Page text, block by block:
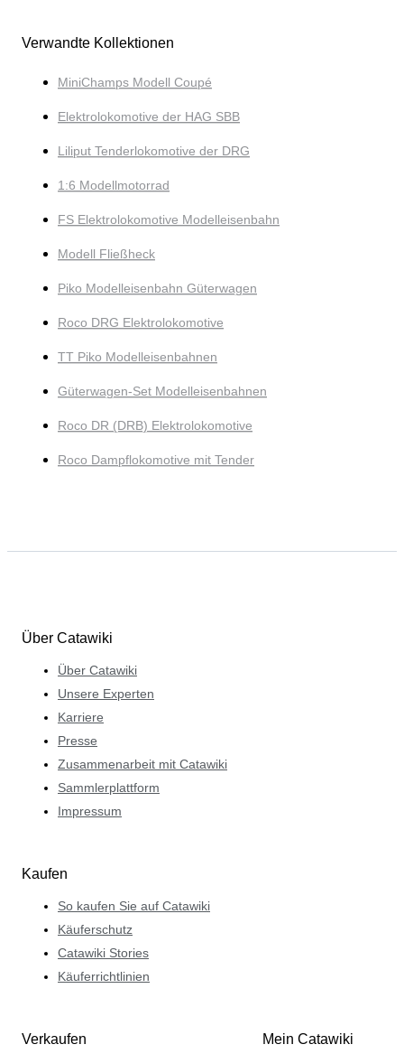
Verwandte Kollektionen
MiniChamps Modell Coupé
Elektrolokomotive der HAG SBB
Liliput Tenderlokomotive der DRG
1:6 Modellmotorrad
FS Elektrolokomotive Modelleisenbahn
Modell Fließheck
Piko Modelleisenbahn Güterwagen
Roco DRG Elektrolokomotive
TT Piko Modelleisenbahnen
Güterwagen-Set Modelleisenbahnen
Roco DR (DRB) Elektrolokomotive
Roco Dampflokomotive mit Tender
Über Catawiki
Über Catawiki
Unsere Experten
Karriere
Presse
Zusammenarbeit mit Catawiki
Sammlerplattform
Impressum
Kaufen
So kaufen Sie auf Catawiki
Käuferschutz
Catawiki Stories
Käuferrichtlinien
Verkaufen Mein Catawiki